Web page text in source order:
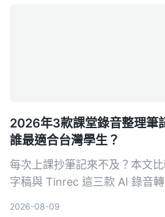
2026年3款課堂錄音整理筆
誰最適合台灣學生？
每次上課抄筆記來不及？本文
字稿與 Tinrec 這三款 AI 錄音
2026-08-09